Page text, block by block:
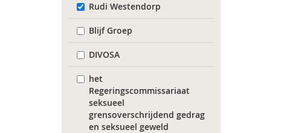
Rudi Westendorp
Blijf Groep
DIVOSA
het
Regeringscommissariaat
seksueel
grensoverschrijdend gedrag
en seksueel geweld